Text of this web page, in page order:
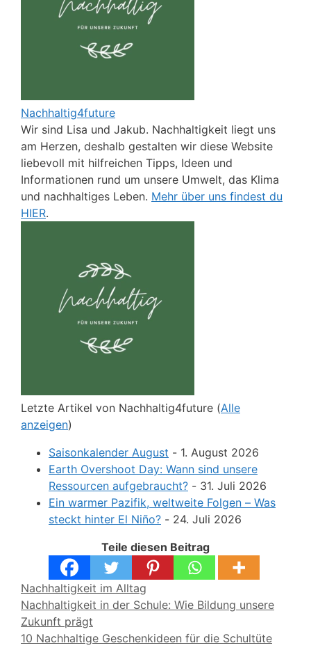
Nachhaltig4future
Wir sind Lisa und Jakub. Nachhaltigkeit liegt uns
am Herzen, deshalb gestalten wir diese Website
liebevoll mit hilfreichen Tipps, Ideen und
Informationen rund um unsere Umwelt, das Klima
und nachhaltiges Leben. Mehr über uns findest du
HIER.
Letzte Artikel von Nachhaltig4future (Alle
anzeigen)
Saisonkalender August - 1. August 2026
Earth Overshoot Day: Wann sind unsere
Ressourcen aufgebraucht? - 31. Juli 2026
Ein warmer Pazifik, weltweite Folgen – Was
steckt hinter El Niño? - 24. Juli 2026
Teile diesen Beitrag
Kategorien
Nachhaltigkeit im Alltag
Nachhaltigkeit in der Schule: Wie Bildung unsere
Zukunft prägt
10 Nachhaltige Geschenkideen für die Schultüte